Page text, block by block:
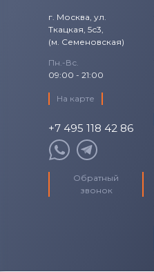
г. Москва, ул.
Ткацкая, 5с3,
(м. Семеновская)
Пн.-Вс.
09:00 - 21:00
На карте
+7 495 118 42 86
Обратный
звонок